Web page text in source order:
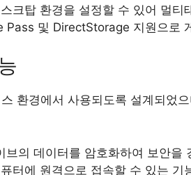
크탑 환경을 설정할 수 있어 멀티
Pass 및 DirectStorage 지원으로
환경에서 사용되도록 설계되었
브의 데이터를 암호화하여 보안을
터에 원격으로 접속할 수 있는 기